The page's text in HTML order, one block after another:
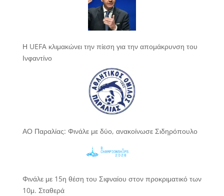
Η UEFA κλιμακώνει την πίεση για την απομάκρυνση του
Ινφαντίνο
ΑΟ Παραλίας: Φινάλε με δύο, ανακοίνωσε Σιδηρόπουλο
Φινάλε με 15η θέση του Σιφναίου στον προκριματικό των
10μ. Σταθερά